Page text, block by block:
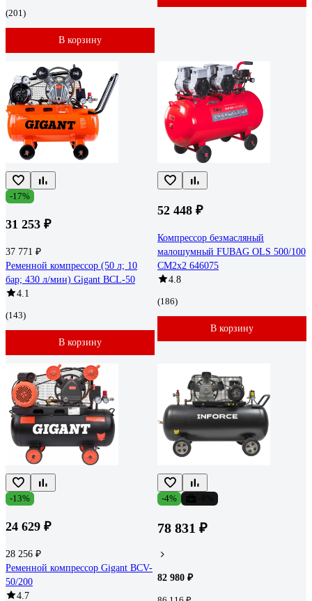
(201)
В корзину
-17%
31 253 ₽
37 771 ₽
Ременной компрессор (50 л; 10
бар; 430 л/мин) Gigant BCL-50
4.1
(143)
В корзину
52 448 ₽
Компрессор безмасляный
малошумный FUBAG OLS 500/100
CM2х2 646075
4.8
(186)
В корзину
-13%
24 629 ₽
28 256 ₽
Ременной компрессор Gigant BCV-
50/200
4.7
-4%
78 831 ₽
82 980 ₽